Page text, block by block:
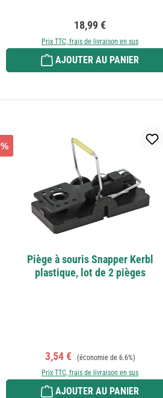
Prix régulier :
18,99 €
Prix TTC, frais de livraison en sus
AJOUTER AU PANIER
%
Piège à souris Snapper Kerbl
plastique, lot de 2 pièges
Prix de vente :
3,54 € Prix régulier :
(économie de 6.6%)
Prix TTC, frais de livraison en sus
AJOUTER AU PANIER